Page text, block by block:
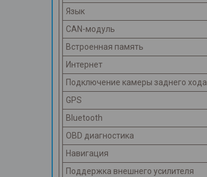
Язык
CAN-модуль
Встроенная память
Интернет
Подключение камеры заднего хода
GPS
Bluetooth
OBD диагностика
Навигация
Поддержка внешнего усилителя